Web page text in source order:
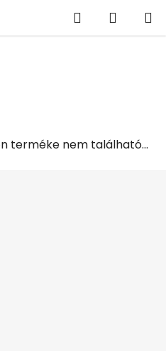
KeresésKOSÁR
terméke nem található...